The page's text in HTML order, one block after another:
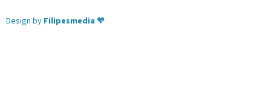
Design by Filipesmedia 🧡